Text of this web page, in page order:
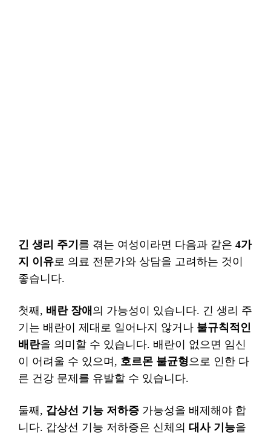
긴 생리 주기 를 겪는 여성이라면 다음과 같은 4가
지 이유로 의료 전문가와 상담을 고려하는 것이
좋습니다.
첫째, 배란 장애 의 가능성이 있습니다. 긴 생리 주
기는 배란이 제대로 일어나지 않거나 불규칙적인
배란을 의미할 수 있습니다. 배란이 없으면 임신
이 어려울 수 있으며, 호르몬 불균형으로 인한 다
른 건강 문제를 유발할 수 있습니다.
둘째, 갑상선 기능 저하증 가능성을 배제해야 합
니다. 갑상선 기능 저하증은 신체의 대사 기능을